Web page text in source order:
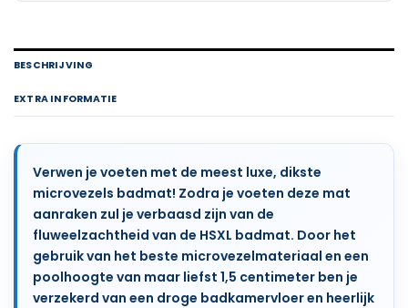
BESCHRIJVING
EXTRA INFORMATIE
Verwen je voeten met de meest luxe, dikste
microvezels badmat! Zodra je voeten deze mat
aanraken zul je verbaasd zijn van de
fluweelzachtheid van de HSXL badmat. Door het
gebruik van het beste microvezelmateriaal en een
poolhoogte van maar liefst 1,5 centimeter ben je
verzekerd van een droge badkamervloer en heerlijk